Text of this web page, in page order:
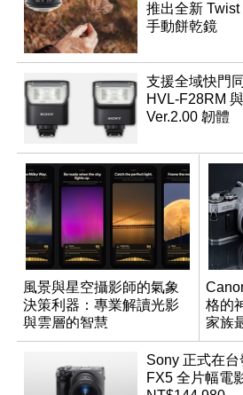
推出全新
手動餅乾鏡
支援全域快門
HVL-F28RM
Ver.2.00 韌體
風景與星空攝影師的氣象
決策利器：專業解讀光影
與雲層的智慧
App「Atmos」登場
格的
家族
Sony 正式在
FX5 全片幅電